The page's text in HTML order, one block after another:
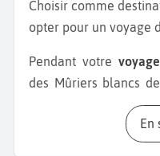
Choisir comme destination de vacances Catane, c'est
opter pour un voyage
Pendant votre
des Mûriers blancs
les absides du dôme
normand. Pendant
manquez pas le